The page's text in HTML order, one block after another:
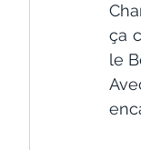
ça
le